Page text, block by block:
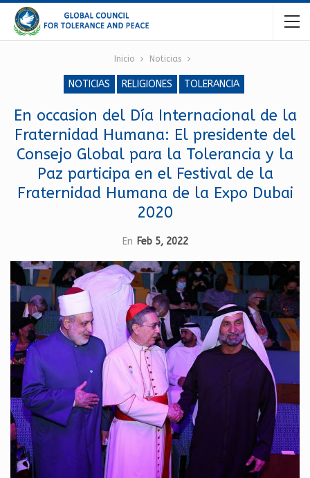
Inicio Noticias
NOTICIAS RELIGIONES TOLERANCIA
En occasion del Día Internacional de la
Fraternidad Humana: El presidente del
Consejo Global para la Tolerancia y la
Paz participa en el Festival de la
Fraternidad Humana de la Expo Dubai
2020
En Feb 5, 2022